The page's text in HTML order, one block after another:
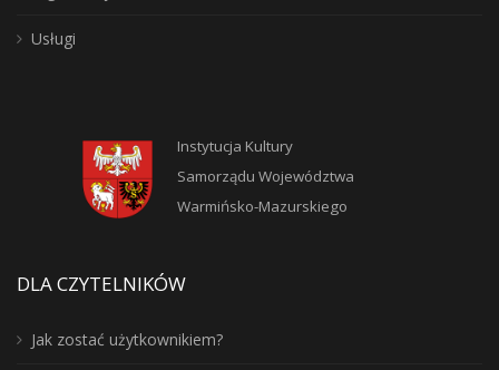
Usługi
Instytucja Kultury
Samorządu Województwa
Warmińsko-Mazurskiego
DLA CZYTELNIKÓW
Jak zostać użytkownikiem?